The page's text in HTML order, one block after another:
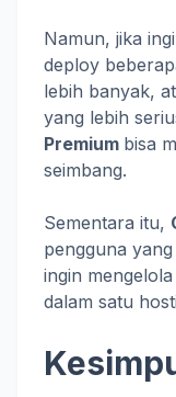
Namun, jika
deploy
lebih banyak,
yang lebih
Premium bisa
seimbang.
Sementara itu,
pengguna
ingin
dalam satu